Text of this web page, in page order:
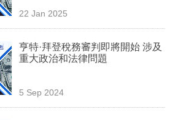
22 Jan 2025
亨特·拜登稅務審判即將開始 涉及
重大政治和法律問題
5 Sep 2024